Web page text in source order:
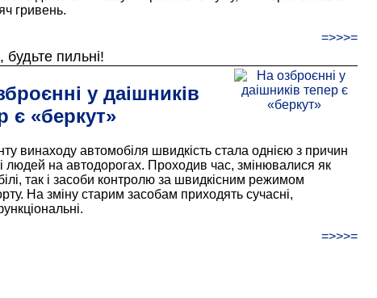
гривень.
=>>>=
будьте пильні!
у даішників
є «беркут»
винаходу автомобіля швидкість стала однією з причин
людей на автодорогах. Проходив час, змінювалися як
так і засоби контролю за швидкісним режимом
На зміну старим засобам приходять сучасні,
=>>>=